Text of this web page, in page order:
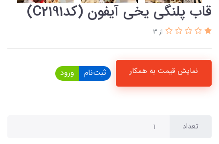
قاب پلنگی یخی آیفون (کدC2191)
از 3
نمایش قیمت به همکار ثبت‌نام ورود
تعداد